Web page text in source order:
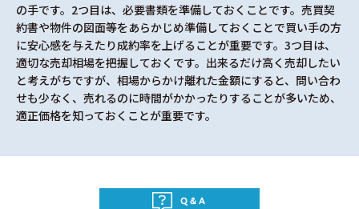
の手です。2つ目は、必要書類を準備しておくことです。売買契
約書や物件の図面等をあらかじめ準備しておくことで買い手の方
に安心感を与えたり成約率を上げることが重要です。3つ目は、
適切な売却相場を把握しておくです。出来るだけ高く売却したい
と考えがちですが、相場からかけ離れた金額にすると、問い合わ
せも少なく、売れるのに時間がかかったりすることが多いため、
適正価格を知っておくことが重要です。
Q&A